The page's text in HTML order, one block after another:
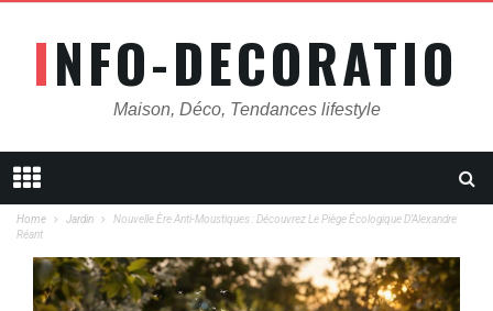
INFO-DECORATION
Maison, Déco, Tendances lifestyle
Home Jardin
Nouvelle Ère Anti-Moustiques : Découvrez Le Piège Écologique D’Alexandre
Réant